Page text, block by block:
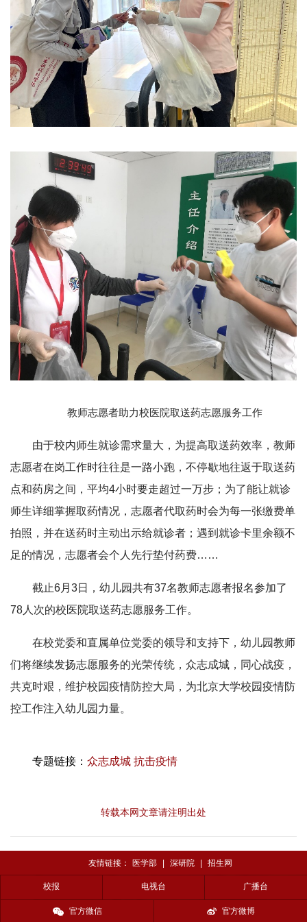
教师志愿者助力校医院取送药志愿服务工作
由于校内师生就诊需求量大，为提高取送药效率，教师
志愿者在岗工作时往往是一路小跑，不停歇地往返于取送药
点和药房之间，平均4小时要走超过一万步；为了能让就诊
师生详细掌握取药情况，志愿者代取药时会为每一张缴费单
拍照，并在送药时主动出示给就诊者；遇到就诊卡里余额不
足的情况，志愿者会个人先行垫付药费……
截止6月3日，幼儿园共有37名教师志愿者报名参加了
78人次的校医院取送药志愿服务工作。
在校党委和直属单位党委的领导和支持下，幼儿园教师
们将继续发扬志愿服务的光荣传统，众志成城，同心战疫，
共克时艰，维护校园疫情防控大局，为北京大学校园疫情防
控工作注入幼儿园力量。
专题链接： 众志成城 抗击疫情
转载本网文章请注明出处
友情链接： 医学部 深研院 招生网
校报 电视台 广播台
官方微信 官方微博